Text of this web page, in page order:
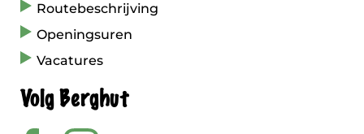
Routebeschrijving
Openingsuren
Vacatures
Volg Berghut